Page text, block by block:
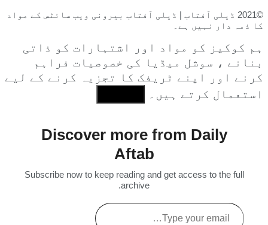
©2021 ڈیلی آفتاب | ڈیلی آفتاب بیرونی ویب سائٹس کے مواد
کا ذمہ دار نہیں ہے۔
ہم کوکیز کو مواد اور اشتہارات کو ذاتی
بنانے ، سوشل میڈیا کی خصوصیات فراہم
کرنے اور اپنے ٹریفک کا تجزیہ کرنے کے لیے
استعمال کرتے ہیں۔
Discover more from Daily
Aftab
Subscribe now to keep reading and get access to the full
archive.
Type